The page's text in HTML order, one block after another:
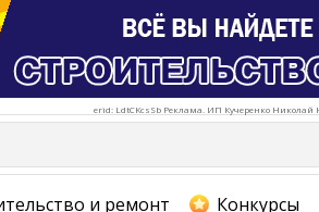
erid: LdtCKcsSb Реклама. ИП Кучеренко Николай
и ремонт Конкурсы